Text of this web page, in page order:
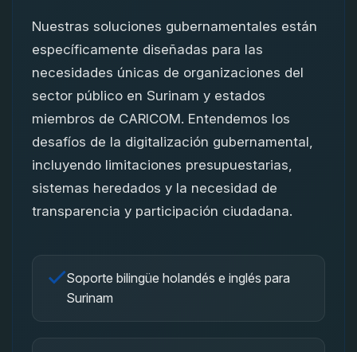
Nuestras soluciones gubernamentales están
específicamente diseñadas para las
necesidades únicas de organizaciones del
sector público en Surinam y estados
miembros de CARICOM. Entendemos los
desafíos de la digitalización gubernamental,
incluyendo limitaciones presupuestarias,
sistemas heredados y la necesidad de
transparencia y participación ciudadana.
Soporte bilingüe holandés e inglés para
Surinam